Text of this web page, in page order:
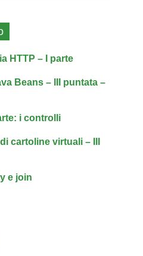
HTTP – I parte
Beans – III puntata –
i controlli
cartoline virtuali – III
e join